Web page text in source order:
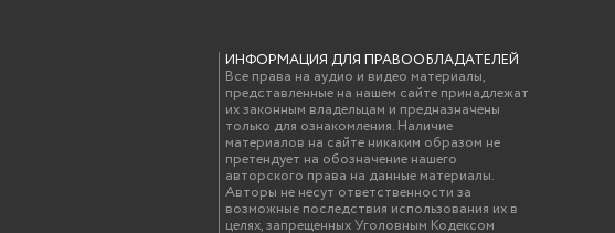
ИНФОРМАЦИЯ ДЛЯ ПРАВООБЛАДАТЕЛЕЙ
Все права на аудио и видео материалы,
представленные на нашем сайте принадлежат
их законным владельцам и предназначены
только для ознакомления. Наличие
материалов на сайте никаким образом не
претендует на обозначение нашего
авторского права на данные материалы.
Авторы не несут ответственности за
возможные последствия использования их в
целях, запрещенных Уголовным Кодексом